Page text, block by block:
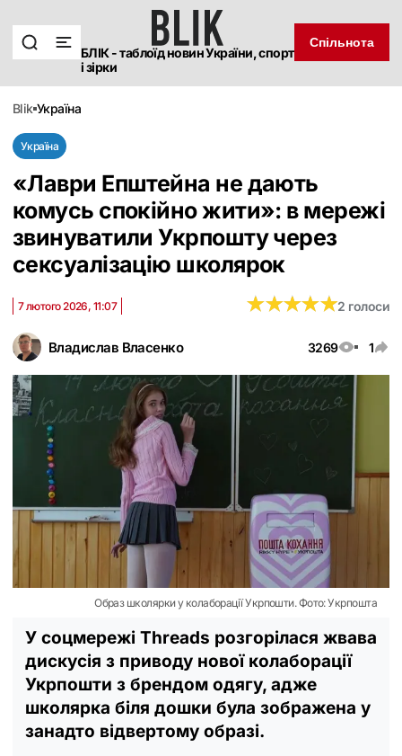
БЛІК - таблоїд новин України, спорт
і зірки
Спільнота
blik україна
Україна
«Лаври Епштейна не дають
комусь спокійно жити»: в мережі
звинуватили Укрпошту через
сексуалізацію школярок
Владислав Власенко 3269 1
7 лютого 2026, 11:07 ★★★★★
★★★★★2 голоси
Образ школярки у колаборації Укрпошти. Фото: Укрпошта
У соцмережі Threads розгорілася жвава
дискусія з приводу нової колаборації
Укрпошти з брендом одягу, адже
школярка біля дошки була зображена у
занадто відвертому образі.